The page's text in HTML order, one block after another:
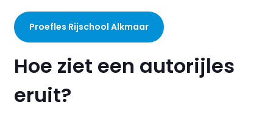
Proefles Rijschool Alkmaar
Hoe ziet een autorijles
eruit?